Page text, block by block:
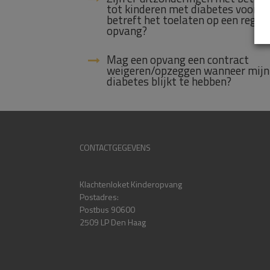
tot kinderen met diabetes voor wat
betreft het toelaten op een
opvang?
Mag een opvang een contract
weigeren/opzeggen wanneer
diabetes blijkt te hebben?
CONTACTGEGEVENS
Klachtenloket Kinderopvang
Postadres:
Postbus 90600
2509 LP Den Haag